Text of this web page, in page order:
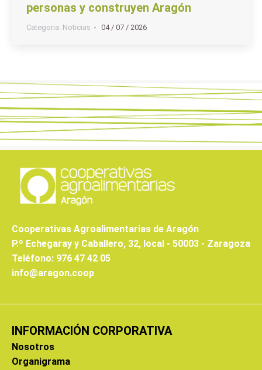
personas y construyen Aragón
Categoria: Noticias 04 / 07 / 2026
Cooperativas Agroalimentarias de Aragón
P.º Echegaray y Caballero, 32, local - 50003 - Zaragoza
Teléfono: 976 47 42 05
info@aragon.coop
INFORMACIÓN CORPORATIVA
Nosotros
Organigrama